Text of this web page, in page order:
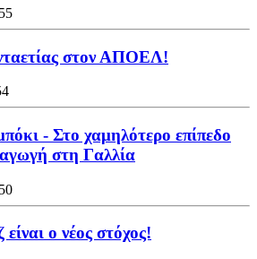
στον ΑΠΟΕΛ!
- Στο χαμηλότερο επίπεδο
στη Γαλλία
ο νέος στόχος!